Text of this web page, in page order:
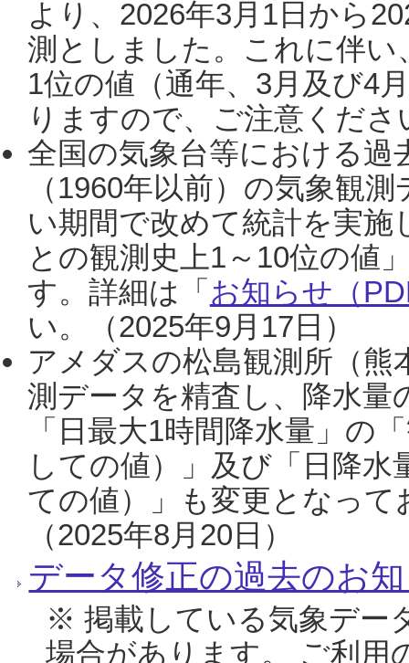
より、2026年3月1日から
測としました。これに伴い
1位の値（通年、3月及び4
りますので、ご注意くだ
全国の気象台等における過
（1960年以前）の気象観
い期間で改めて統計を実
との観測史上1～10位の値
す。詳細は「 お知らせ（
い。（2025年9月17日）
アメダスの松島観測所（熊
測データを精査し、降水
「日最大1時間降水量」の
しての値）」及び「日降
ての値）」も変更となっ
（2025年8月20日）
データ修正の過去のお
※ 掲載している気象デー
場合があります。 ご利用